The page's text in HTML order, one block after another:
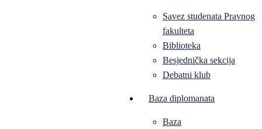
Savez studenata Pravnog
fakulteta
Biblioteka
Besjednička sekcija
Debatni klub
Baza diplomanata
Baza